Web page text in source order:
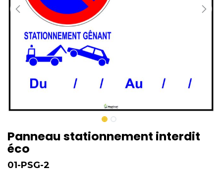
Panneau stationnement interdit
éco
01-PSG-2